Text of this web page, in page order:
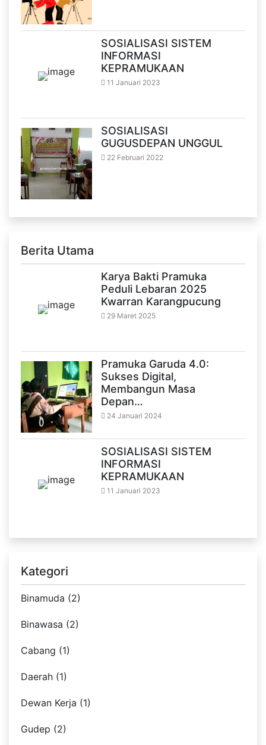
SOSIALISASI SISTEM
INFORMASI
KEPRAMUKAAN
11 Januari 2023
SOSIALISASI
GUGUSDEPAN UNGGUL
22 Februari 2022
Berita Utama
Karya Bakti Pramuka
Peduli Lebaran 2025
Kwarran Karangpucung
29 Maret 2025
Pramuka Garuda 4.0:
Sukses Digital,
Membangun Masa
Depan…
24 Januari 2024
SOSIALISASI SISTEM
INFORMASI
KEPRAMUKAAN
11 Januari 2023
Kategori
Binamuda (2)
Binawasa (2)
Cabang (1)
Daerah (1)
Dewan Kerja (1)
Gudep (2)